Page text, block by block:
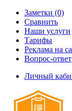
Заметки (0)
Сравнить
Наши услуги
Тарифы
Реклама на
Вопрос-ответ
Личный